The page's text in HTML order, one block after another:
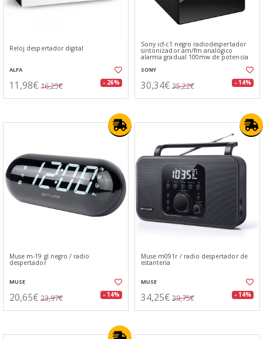
Reloj despertador digital
ALFA
11,98€ 16,25€ - 26%
Sony icf-c1 negro radiodespertador
sintonizador am/fm analógico
alarma gradual 100mw de potencia
SONY
30,34€ 35,22€ - 14%
Muse m-19 gl negro / radio
despertador
MUSE
20,65€ 23,97€ - 14%
Muse m091r / radio despertador de
estantería
MUSE
34,25€ 39,75€ - 14%